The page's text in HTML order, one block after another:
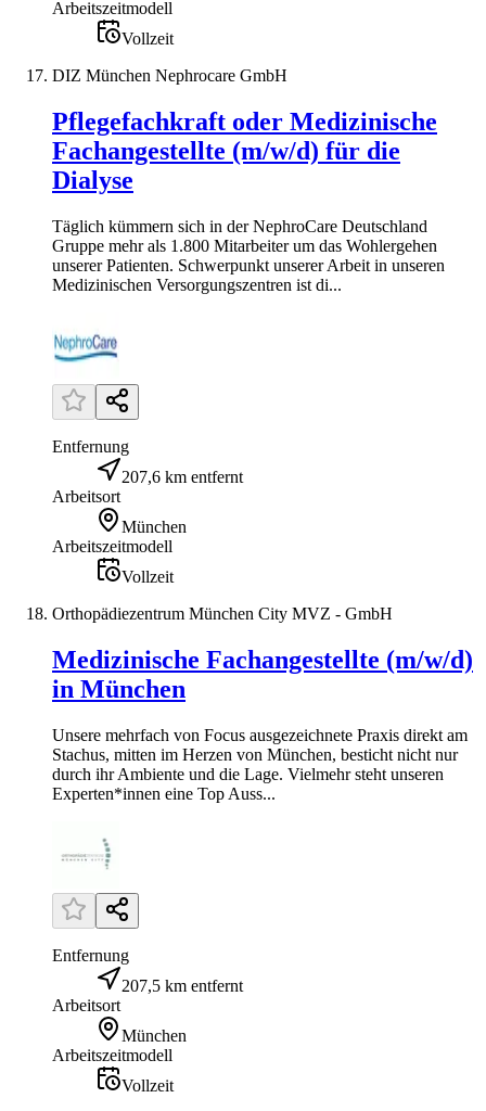
Arbeitszeitmodell
Vollzeit
DIZ München Nephrocare GmbH
Pflegefachkraft oder Medizinische
Fachangestellte (m/w/d) für die
Dialyse
Täglich kümmern sich in der NephroCare Deutschland
Gruppe mehr als 1.800 Mitarbeiter um das Wohlergehen
unserer Patienten. Schwerpunkt unserer Arbeit in unseren
Medizinischen Versorgungszentren ist di...
Entfernung
207,6 km entfernt
Arbeitsort
München
Arbeitszeitmodell
Vollzeit
Orthopädiezentrum München City MVZ - GmbH
Medizinische Fachangestellte (m/w/d)
in München
Unsere mehrfach von Focus ausgezeichnete Praxis direkt am
Stachus, mitten im Herzen von München, besticht nicht nur
durch ihr Ambiente und die Lage. Vielmehr steht unseren
Experten*innen eine Top Auss...
Entfernung
207,5 km entfernt
Arbeitsort
München
Arbeitszeitmodell
Vollzeit